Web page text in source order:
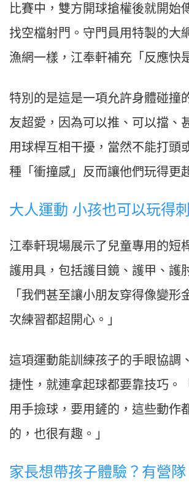
比賽中，雙方開球搶權後就開始
找空檔射門。守門員用特製的大
漁網一樣，江奉軒補充「反應快
特別的是這是一項允許身體碰撞
友超愛，因為可以推、可以擋、
用球桿互相干擾，當然不能打頭
種「衝撞感」反而讓他們玩得更
大人運動 小孩也可以玩得
江奉軒現場展示了兒童專用的短
護用具，包括護目鏡、護甲、護
「我們甚至讓小朋友穿得像變形
次練習都超開心。」
這項運動能訓練孩子的手眼協調
捷性，就連拿起球都要靠技巧。
用手撿球，要用鏟的，這些動作
的，也很有趣。」
家長想帶孩子體驗？有營